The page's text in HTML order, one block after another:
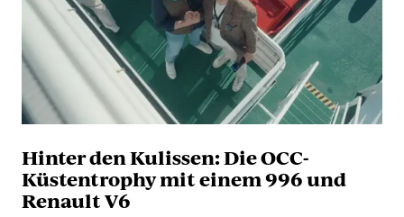
Hinter den Kulissen: Die OCC-
Küstentrophy mit einem 996 und
Renault V6